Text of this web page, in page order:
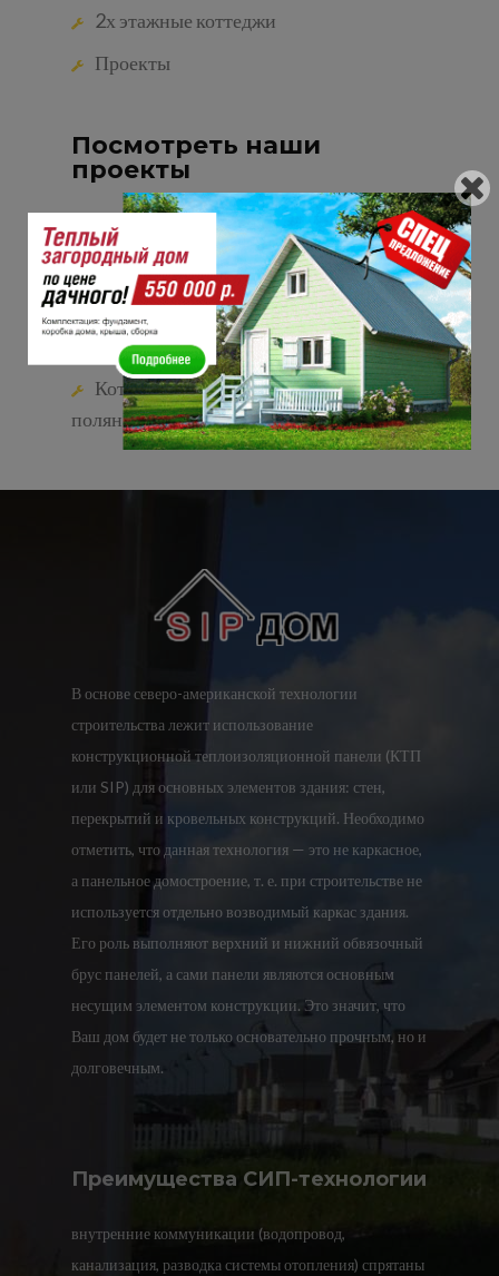
2х этажные коттеджи
Проекты
Посмотреть наши
проекты
Дома из SIP панелей до 100 кв.м
Дома из SIP панелей до 150 кв.м
Дома из SIP панелей до 200 кв.м
Коттеджный поселок земляничная
поляна
В основе северо-американской технологии
строительства лежит использование
конструкционной теплоизоляционной панели (КТП
или SIP) для основных элементов здания: стен,
перекрытий и кровельных конструкций. Необходимо
отметить, что данная технология — это не каркасное,
а панельное домостроение, т. е. при строительстве не
используется отдельно возводимый каркас здания.
Его роль выполняют верхний и нижний обвязочный
брус панелей, а сами панели являются основным
несущим элементом конструкции. Это значит, что
Ваш дом будет не только основательно прочным, но и
долговечным.
Преимущества СИП-технологии
внутренние коммуникации (водопровод,
канализация, разводка системы отопления) спрятаны